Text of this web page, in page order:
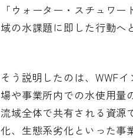
「ウォーター・スチュワ
域の水課題に即した行動へ
そう説明したのは、WWF
場や事業所内での水使用量
流域全体で共有される資源
化、生態系劣化といった事